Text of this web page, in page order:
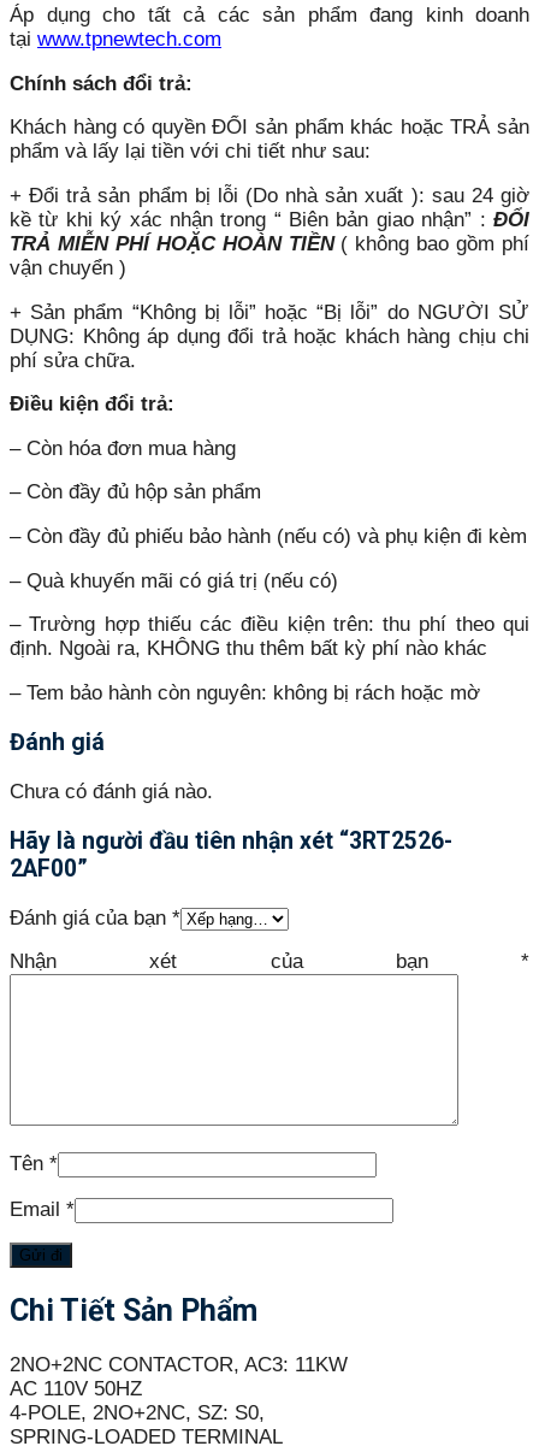
Áp dụng cho tất cả các sản phẩm đang kinh doanh
tại www.tpnewtech.com
Chính sách đổi trả:
Khách hàng có quyền ĐỔI sản phẩm khác hoặc TRẢ sản
phẩm và lấy lại tiền với chi tiết như sau:
+ Đổi trả sản phẩm bị lỗi (Do nhà sản xuất ): sau 24 giờ
kề từ khi ký xác nhận trong “ Biên bản giao nhận” : ĐỔI
TRẢ MIỄN PHÍ HOẶC HOÀN TIỀN( không bao gồm phí
vận chuyển )
+ Sản phẩm “Không bị lỗi” hoặc “Bị lỗi” do NGƯỜI SỬ
DỤNG: Không áp dụng đổi trả hoặc khách hàng chịu chi
phí sửa chữa.
Điều kiện đổi trả:
– Còn hóa đơn mua hàng
– Còn đầy đủ hộp sản phẩm
– Còn đầy đủ phiếu bảo hành (nếu có) và phụ kiện đi kèm
– Quà khuyến mãi có giá trị (nếu có)
– Trường hợp thiếu các điều kiện trên: thu phí theo qui
định. Ngoài ra, KHÔNG thu thêm bất kỳ phí nào khác
– Tem bảo hành còn nguyên: không bị rách hoặc mờ
Đánh giá
Chưa có đánh giá nào.
Hãy là người đầu tiên nhận xét “3RT2526-
2AF00”
Đánh giá của bạn *
Nhận xét của bạn *
Tên *
Email *
Chi Tiết Sản Phẩm
2NO+2NC CONTACTOR, AC3: 11KW
AC 110V 50HZ
4-POLE, 2NO+2NC, SZ: S0,
SPRING-LOADED TERMINAL